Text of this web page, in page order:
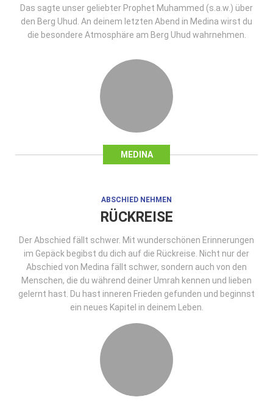
MEDINA
Das sagte unser geliebter Prophet Muhammed (s.a.w.) über
den Berg Uhud. An deinem letzten Abend in Medina wirst du
die besondere Atmosphäre am Berg Uhud wahrnehmen.
ABSCHIED NEHMEN
RÜCKREISE
Der Abschied fällt schwer. Mit wunderschönen Erinnerungen
im Gepäck begibst du dich auf die Rückreise. Nicht nur der
Abschied von Medina fällt schwer, sondern auch von den
Menschen, die du während deiner Umrah kennen und lieben
gelernt hast. Du hast inneren Frieden gefunden und beginnst
ein neues Kapitel in deinem Leben.